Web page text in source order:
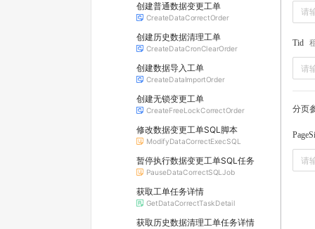
创建普通数据变更工单
CreateDataCorrectOrder
创建历史数据清理工单
CreateDataCronClearOrder
创建数据导入工单
CreateDataImportOrder
创建无锁变更工单
CreateFreeLockCorrectOrder
修改数据变更工单SQL脚本
ModifyDataCorrectExecSQL
暂停执行数据变更工单SQL任务
PauseDataCorrectSQLJob
获取工单任务详情
GetDataCorrectTaskDetail
获取历史数据清理工单任务详情
Tid
分页